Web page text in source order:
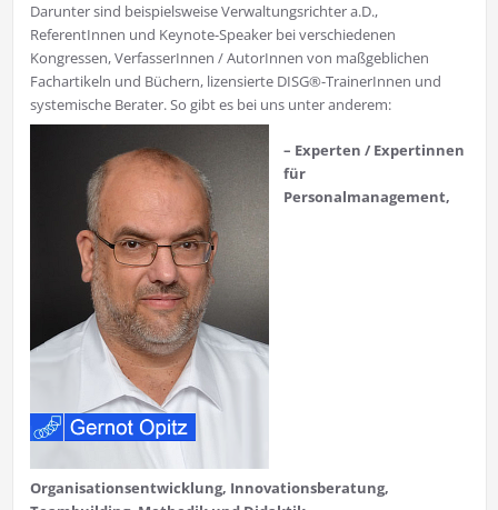
Darunter sind beispielsweise Verwaltungsrichter a.D.,
ReferentInnen und Keynote-Speaker bei verschiedenen
Kongressen, VerfasserInnen / AutorInnen von maßgeblichen
Fachartikeln und Büchern, lizensierte DISG®-TrainerInnen und
systemische Berater. So gibt es bei uns unter anderem:
– Experten / Expertinnen
für
Personalmanagement,
Organisationsentwicklung, Innovationsberatung,